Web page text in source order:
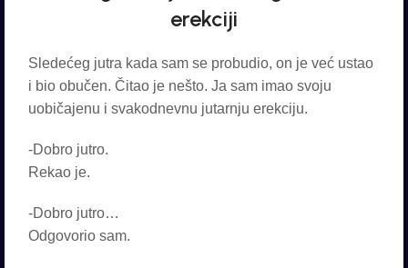
erekciji
Sledećeg jutra kada sam se probudio, on je već ustao
i bio obučen. Čitao je nešto. Ja sam imao svoju
uobičajenu i svakodnevnu jutarnju erekciju.
-Dobro jutro.
Rekao je.
-Dobro jutro…
Odgovorio sam.